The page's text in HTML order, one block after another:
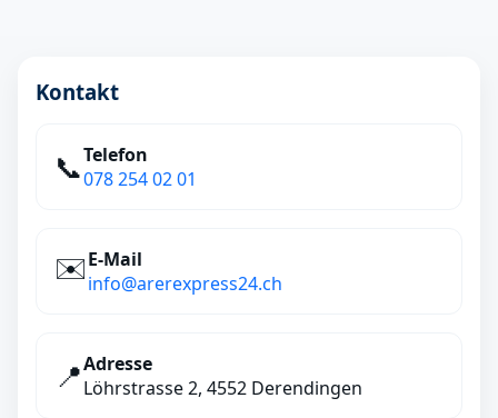
Kontakt
📞Telefon
078 254 02 01
✉️E‑Mail
info@arerexpress24.ch
📍Adresse
Löhrstrasse 2, 4552 Derendingen